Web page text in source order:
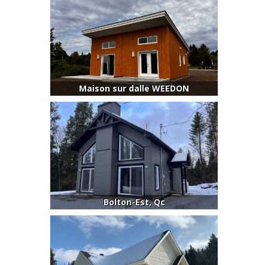
Maison sur dalle WEEDON
Bolton-Est, Qc